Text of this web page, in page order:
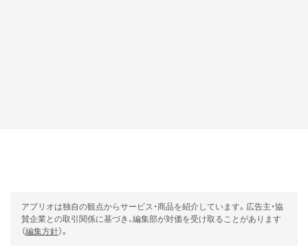
アプリオは独自の観点からサービス・商品を紹介しています。広告主・協
賛企業との取引関係に基づき、編集部が対価を受け取ることがあります
（編集方針）。